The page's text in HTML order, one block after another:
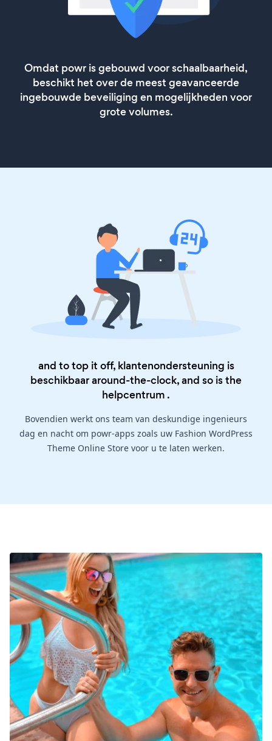
Omdat powr is gebouwd voor schaalbaarheid,
beschikt het over de meest geavanceerde
ingebouwde beveiliging en mogelijkheden voor
grote volumes.
and to top it off, klantenondersteuning is
beschikbaar around-the-clock, and so is the
helpcentrum .
Bovendien werkt ons team van deskundige ingenieurs
dag en nacht om powr-apps zoals uw Fashion WordPress
Theme Online Store voor u te laten werken.